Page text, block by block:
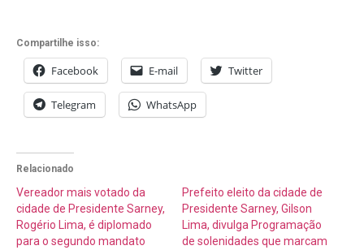
Compartilhe isso:
Facebook E-mail Twitter
Telegram WhatsApp
Relacionado
Vereador mais votado da
cidade de Presidente Sarney,
Rogério Lima, é diplomado
para o segundo mandato
Prefeito eleito da cidade de
Presidente Sarney, Gilson
Lima, divulga Programação
de solenidades que marcam